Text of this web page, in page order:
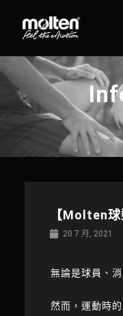
【Molten球
20 7 月, 2021
無論是球員、
然而，運動時